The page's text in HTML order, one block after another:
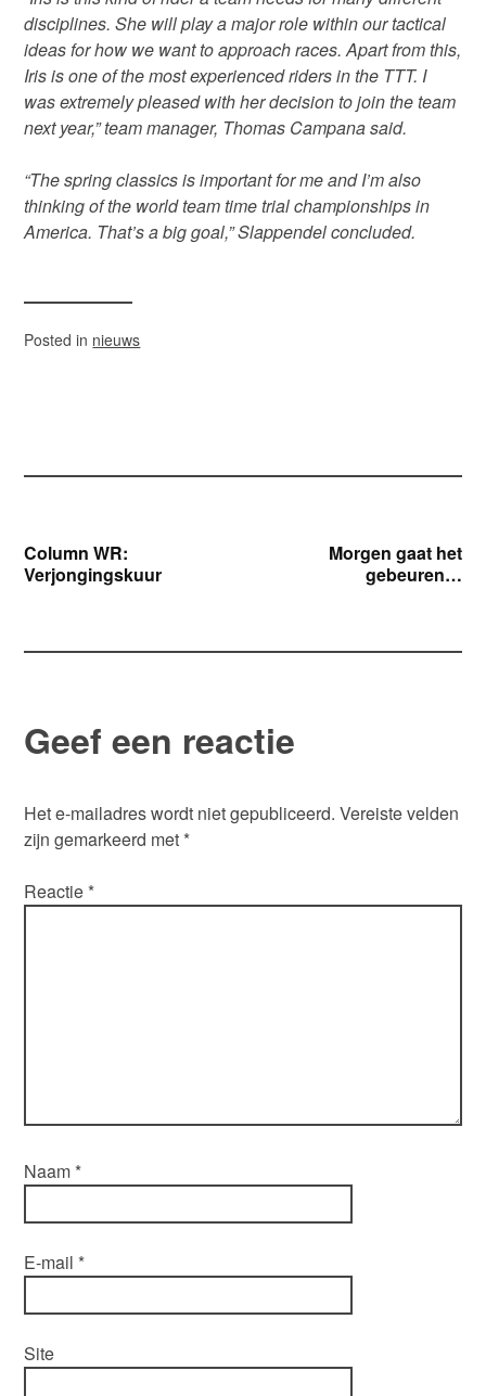
disciplines. She will play a major role within our tactical
ideas for how we want to approach races. Apart from this,
Iris is one of the most experienced riders in the TTT. I
was extremely pleased with her decision to join the team
next year,” team manager, Thomas Campana said.
“The spring classics is important for me and I’m also
thinking of the world team time trial championships in
America. That’s a big goal,” Slappendel concluded.
Posted in nieuws
Bericht
navigatie
Column WR:
Verjongingskuur
Morgen gaat het
gebeuren…
Geef een reactie
Het e-mailadres wordt niet gepubliceerd. Vereiste velden
zijn gemarkeerd met *
Reactie *
Naam *
E-mail *
Site